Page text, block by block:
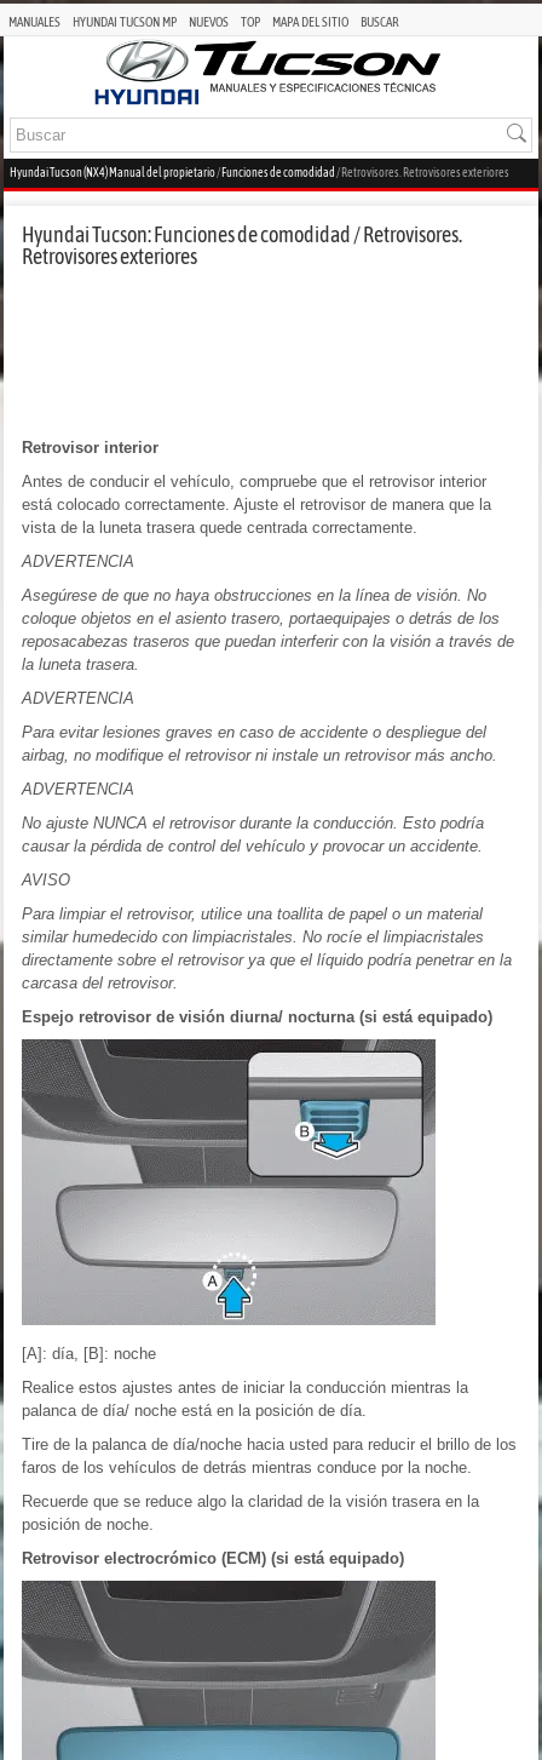
MANUALES HYUNDAI TUCSON MP NUEVOS TOP MAPA DEL SITIO BUSCAR
Hyundai Tucson (NX4) Manual del propietario/Funciones de comodidad / Retrovisores. Retrovisores exteriores
Hyundai Tucson: Funciones de comodidad / Retrovisores.
Retrovisores exteriores
Retrovisor interior
Antes de conducir el vehículo, compruebe que el retrovisor interior
está colocado correctamente. Ajuste el retrovisor de manera que la
vista de la luneta trasera quede centrada correctamente.
ADVERTENCIA
Asegúrese de que no haya obstrucciones en la línea de visión. No
coloque objetos en el asiento trasero, portaequipajes o detrás de los
reposacabezas traseros que puedan interferir con la visión a través de
la luneta trasera.
ADVERTENCIA
Para evitar lesiones graves en caso de accidente o despliegue del
airbag, no modifique el retrovisor ni instale un retrovisor más ancho.
ADVERTENCIA
No ajuste NUNCA el retrovisor durante la conducción. Esto podría
causar la pérdida de control del vehículo y provocar un accidente.
AVISO
Para limpiar el retrovisor, utilice una toallita de papel o un material
similar humedecido con limpiacristales. No rocíe el limpiacristales
directamente sobre el retrovisor ya que el líquido podría penetrar en la
carcasa del retrovisor.
Espejo retrovisor de visión diurna/ nocturna (si está equipado)
[A]: día, [B]: noche
Realice estos ajustes antes de iniciar la conducción mientras la
palanca de día/ noche está en la posición de día.
Tire de la palanca de día/noche hacia usted para reducir el brillo de los
faros de los vehículos de detrás mientras conduce por la noche.
Recuerde que se reduce algo la claridad de la visión trasera en la
posición de noche.
Retrovisor electrocrómico (ECM) (si está equipado)